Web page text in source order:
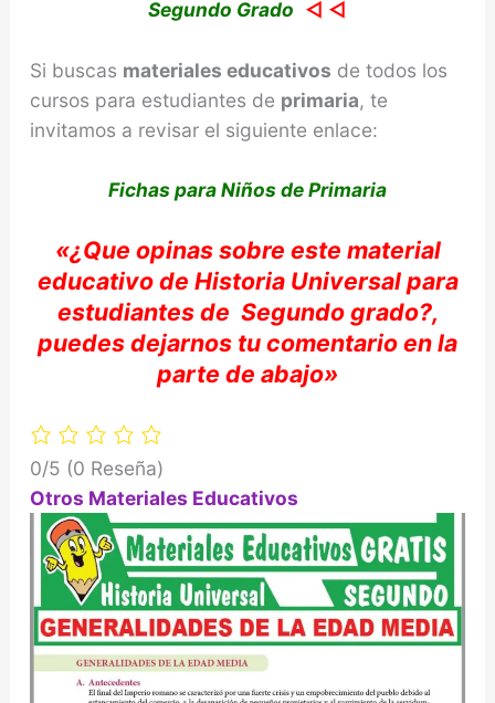
Segundo Grado ◁ ◁
Si buscas materiales educativos de todos los
cursos para estudiantes de primaria, te
invitamos a revisar el siguiente enlace:
Fichas para Niños de Primaria
«¿Que opinas sobre este material
educativo de Historia Universalpara
estudiantes de Segundogrado?,
puedes dejarnos tu comentario en la
parte de abajo»
0/5 (0 Reseña)
Otros Materiales Educativos